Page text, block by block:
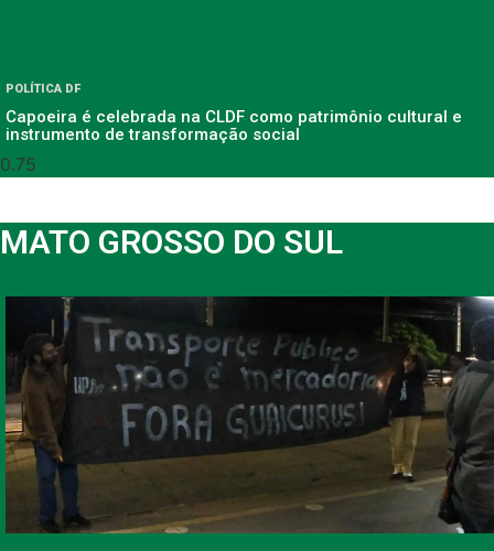
POLÍTICA DF
Capoeira é celebrada na CLDF como patrimônio cultural e
instrumento de transformação social
MATO GROSSO DO SUL